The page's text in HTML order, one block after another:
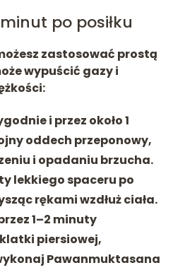
po posiłku
zastosować prostą
wypuścić gazy i
i przez około 1
oddech przeponowy,
i opadaniu brzucha.
lekkiego spaceru po
rękami wzdłuż ciała.
1–2 minuty
piersiowej,
Pawanmuktasana